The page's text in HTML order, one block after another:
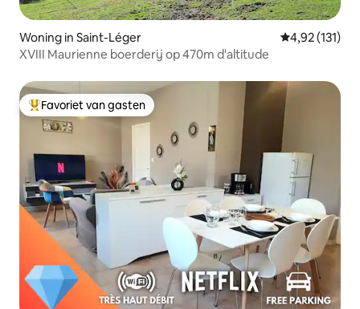
Woning in Saint-Léger Gemiddelde
4,92 (131)
XVIII Maurienne boerderij op 470m d'altitude
Topfavoriet van gasten
Favoriet van gasten